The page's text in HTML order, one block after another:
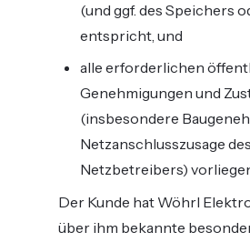
(und ggf. des Speichers
entspricht, und
alle erforderlichen
Genehmigungen und
(insbesondere
Netzanschlusszusage
Netzbetreibers)
Der Kunde hat Wöhrl
über ihm bekannte